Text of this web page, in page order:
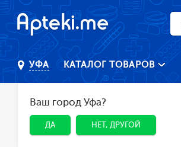
УФА
Ваш город Уфа?
ДА НЕТ, ДРУГОЙ
КАТАЛОГ ТОВАРОВ
Главная Каталог
Категории